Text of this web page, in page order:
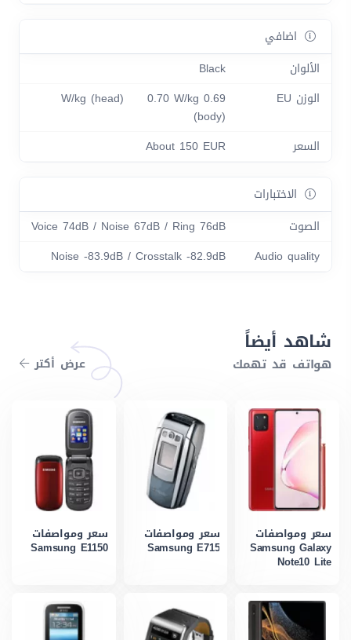
اضافي
الألوان
Black
الوزن EU
0.69 W/kg (head) 0.70 W/kg
(body)
السعر
About 150 EUR
الاختبارات
الصوت
Voice 74dB / Noise 67dB / Ring 76dB
Audio quality
Noise -83.9dB / Crosstalk -82.9dB
شاهد أيضاً
هواتف قد تهمك عرض أكتر
سعر ومواصفات
Samsung Galaxy
Note10 Lite
سعر ومواصفات
Samsung E715
سعر ومواصفات
Samsung E1150